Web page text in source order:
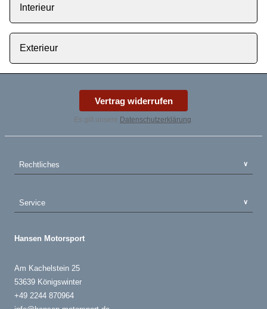
Interieur
Exterieur
Vertrag widerrufen
Es gilt unsere Datenschutzerklärung
Rechtliches
Service
Hansen Motorsport
Am Kachelstein 25
53639 Königswinter
+49 2244 870964